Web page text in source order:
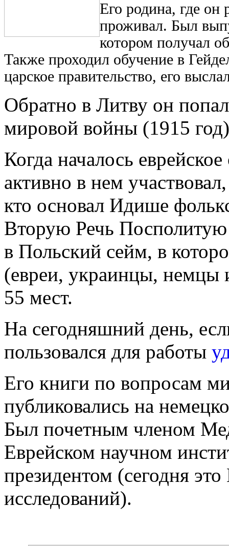
Его родина, где он
проживал. Был
котором получал
Также проходил обучение в
царское правительство, его
Обратно в Литву он
мировой войны (1915
Когда началось
активно в нем
кто основал Идише
Вторую Речь Посполитую
в Польский сейм, в
(евреи, украинцы,
55 мест.
На сегодняшний день,
пользовался для работы
Его книги по вопросам
публиковались на
Был почетным членом
Еврейском научном
президентом (сегодня
исследований).